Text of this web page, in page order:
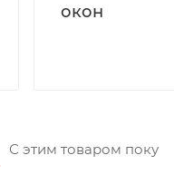
окон
С этим товаром